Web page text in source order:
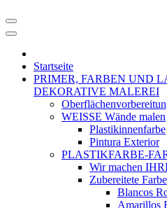
Startseite
PRIMER, FARBEN UND
DEKORATIVE MALEREI
WEISSE Wände malen
Plastikinnenfarbe
Pintura Exterior
PLASTIKFARBE-
Wir machen
Zubereitete
Blancos
Amarillos